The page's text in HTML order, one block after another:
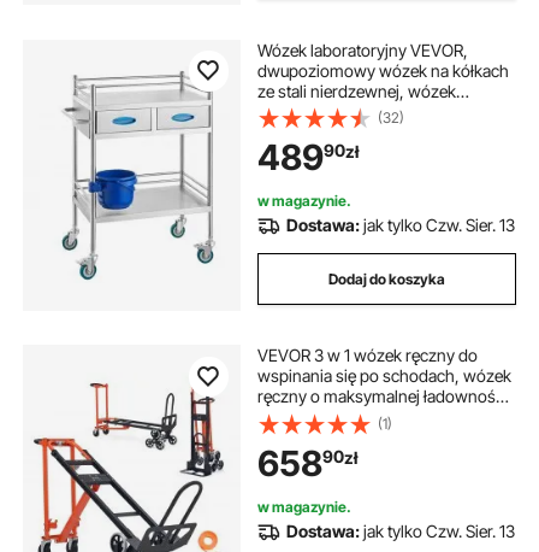
Wózek laboratoryjny VEVOR,
dwupoziomowy wózek na kółkach
ze stali nierdzewnej, wózek
medyczny z dwiema szufladami,
wózek stomatologiczny z
blokowanymi kółkami i wiadrem,
do użytku laboratoryjnego,
szpitalnego i dentystycznego
(32)
48990zł
w magazynie.
Dostawa:jak tylko Czw. Sier. 13
Dodaj do koszyka
VEVOR 3 w 1 wózek ręczny do
wspinania się po schodach, wózek
ręczny o maksymalnej ładowności
350 kg, składany wózek
transportowy z uchwytem i
kółkami, wózek transportowy do
wspinania się po schodach, wózek
do układania w stosy, wózek do
wspinania się po schodach,
pomarańczowy i srebrny
(1)
65890zł
w magazynie.
Dostawa:jak tylko Czw. Sier. 13